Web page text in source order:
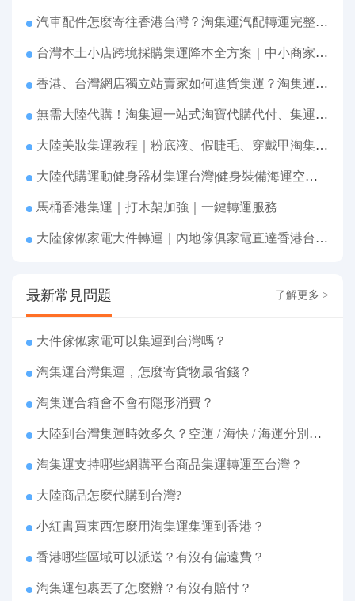
汽車配件怎麼寄往香港台灣？淘集運汽配轉運完整教程
台灣本土小店跨境採購集運降本全方案｜中小商家跨境物流優化攻略
香港、台灣網店獨立站賣家如何進貨集運？淘集運一站式採購轉運方案
無需大陸代購！淘集運一站式淘寶代購代付、集運轉運直達台灣
大陸美妝集運教程｜粉底液、假睫毛、穿戴甲淘集運香港台灣轉運&台灣代購完整指南
大陸代購運動健身器材集運台灣|健身裝備海運空運直送、送貨到府
馬桶香港集運｜打木架加強｜一鍵轉運服務
大陸傢俬家電大件轉運｜內地傢俱家電直達香港台灣送貨上府
最新常見問題 了解更多 >
大件傢俬家電可以集運到台灣嗎？
淘集運台灣集運，怎麼寄貨物最省錢？
淘集運合箱會不會有隱形消費？
大陸到台灣集運時效多久？空運 / 海快 / 海運分別幾天
淘集運支持哪些網購平台商品集運轉運至台灣？
大陸商品怎麼代購到台灣?
小紅書買東西怎麼用淘集運集運到香港？
香港哪些區域可以派送？有沒有偏遠費？
淘集運包裹丟了怎麼辦？有沒有賠付？